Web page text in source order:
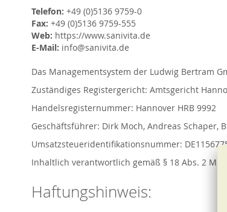
Telefon: +49 (0)5136 9759-0
Fax: +49 (0)5136 9759-555
Web: https://www.sanivita.de
E-Mail: info@sanivita.de
Das Managementsystem der Ludwig Bertram
Zuständiges Registergericht: Amtsgericht
Handelsregisternummer: Hannover HRB 9992
Geschäftsführer: Dirk Moch, Andreas Schaper,
Umsatzsteueridentifikationsnummer:
Inhaltlich verantwortlich gemäß § 18 Abs. 2
Haftungshinweis: